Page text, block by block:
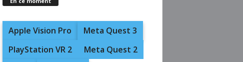
Apple Vision Pro
Meta Quest 3
PlayStation VR 2
Meta Quest 2